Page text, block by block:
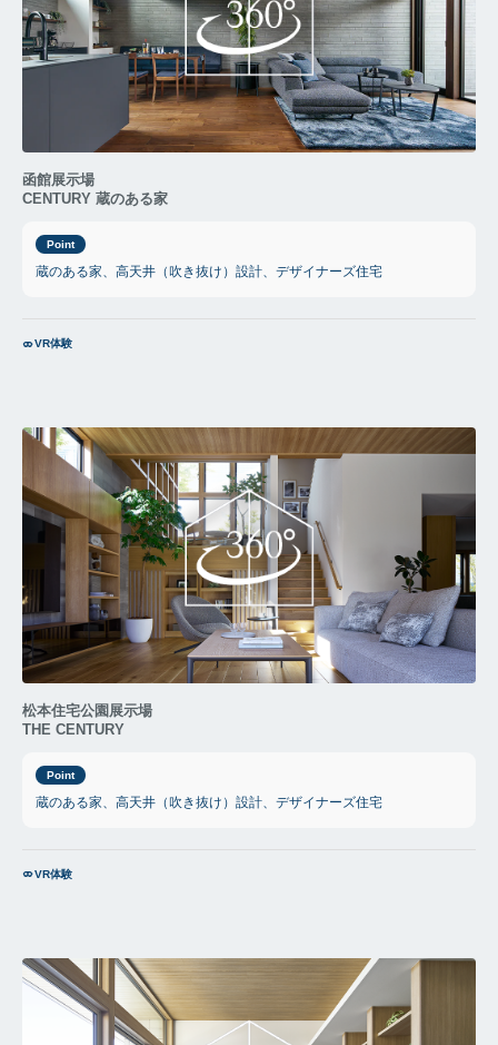
函館展示場
CENTURY 蔵のある家
Point
蔵のある家、高天井（吹き抜け）設計、デザイナーズ住宅
VR体験
松本住宅公園展示場
THE CENTURY
Point
蔵のある家、高天井（吹き抜け）設計、デザイナーズ住宅
VR体験